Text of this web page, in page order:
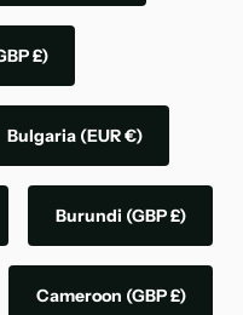
£)
Bulgaria (EUR €)
Burundi (GBP £)
Cameroon (GBP £)